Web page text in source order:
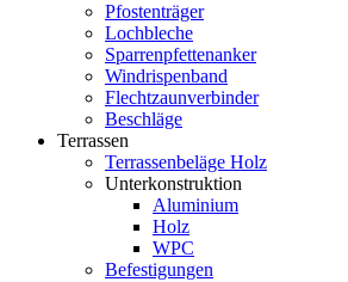
Pfostenträger
Lochbleche
Sparrenpfettenanker
Windrispenband
Flechtzaunverbinder
Beschläge
Terrassen
Terrassenbeläge Holz
Unterkonstruktion
Aluminium
Holz
WPC
Befestigungen